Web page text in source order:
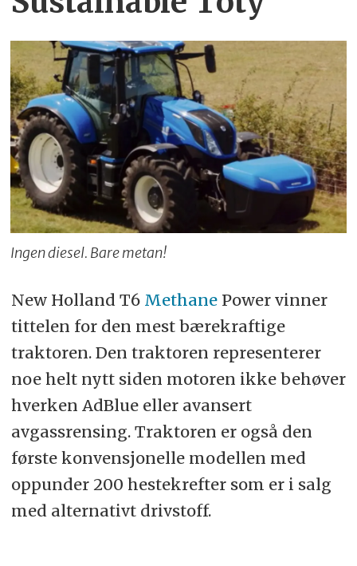
Ingen diesel. Bare metan!
New Holland T6 MethanePower vinner
tittelen for den mest bærekraftige
traktoren. Den traktoren representerer
noe helt nytt siden motoren ikke behøver
hverken AdBlue eller avansert
avgassrensing. Traktoren er også den
første konvensjonelle modellen med
oppunder 200 hestekrefter som er i salg
med alternativt drivstoff.